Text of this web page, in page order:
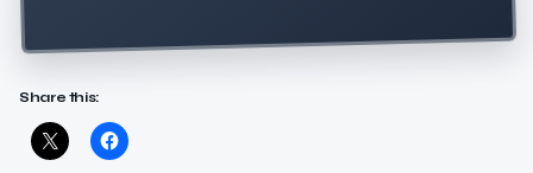
Share this: